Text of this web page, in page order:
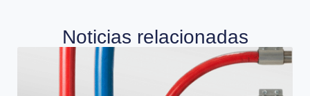
Noticias relacionadas